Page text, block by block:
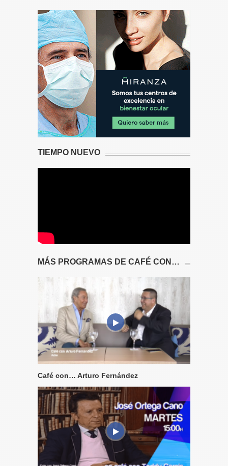
TIEMPO NUEVO
MÁS PROGRAMAS DE CAFÉ CON…
Café con… Arturo Fernández